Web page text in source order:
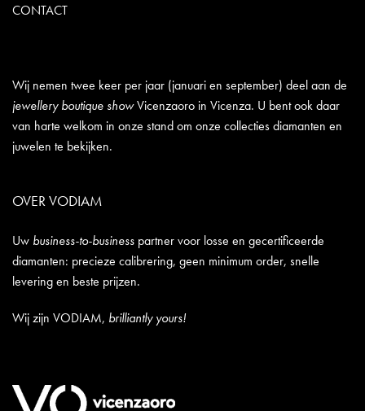
CONTACT
Wij nemen twee keer per jaar (januari en september) deel aan de
jewellery boutique showVicenzaoro in Vicenza. U bent ook daar
van harte welkom in onze stand om onze collecties diamanten en
juwelen te bekijken.
OVER VODIAM
Uw business-to-business partner voor losse en gecertificeerde
diamanten: precieze calibrering, geen minimum order, snelle
levering en beste prijzen.
Wij zijn VODIAM, brilliantly yours!